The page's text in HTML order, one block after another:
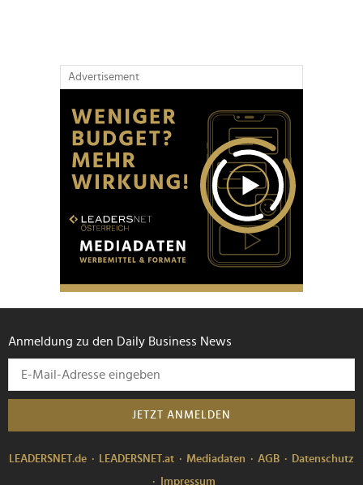
Advertisement
Anmeldung zu den Daily Business News
JETZT ANMELDEN
LEADERSNET.de LEADERSNET.at Mediadaten AGB
Datenschutz
Impressum